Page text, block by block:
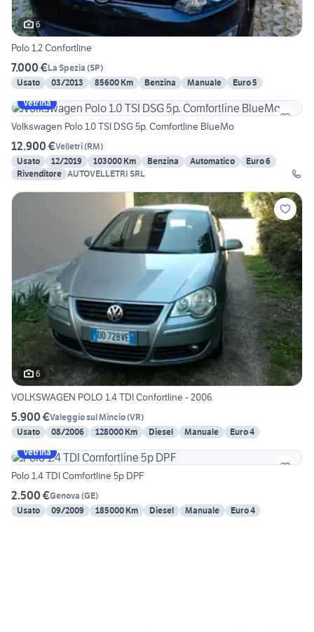
6
Polo 1.2 Confortline
7.000 €La Spezia (SP)
Usato
03/2013 85600 Km Benzina Manuale
Euro 5
Vetrina
Volkswagen Polo 1.0 TSI DSG 5p. Comfortline BlueMo
12.900 €Velletri(RM)
Usato
12/2019 103000 Km Benzina Automatico
Euro 6
Rivenditore AUTOVELLETRI SRL
6
VOLKSWAGEN POLO 1.4 TDI Confortline - 2006
5.900 €Valeggio sul Mincio(VR)
Usato
08/2006 128000 Km Diesel Manuale
Euro 4
Vetrina
Polo 1.4 TDI Comfortline 5p DPF
2.500 €Genova (GE)
Usato
09/2009 185000 Km Diesel Manuale Euro 4